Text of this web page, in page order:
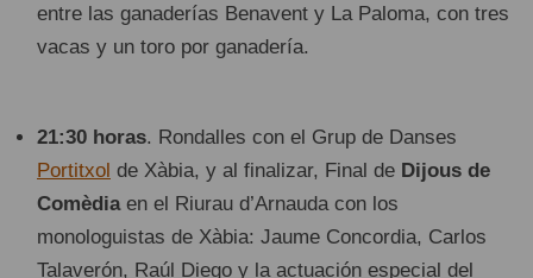
entre las ganaderías Benavent y La Paloma, con tres
vacas y un toro por ganadería.
21:30 horas. Rondalles con el Grup de Danses
Portitxol de Xàbia, y al finalizar, Final de Dijous de
Comèdiaen el Riurau d’Arnauda con los
monologuistas de Xàbia: Jaume Concordia, Carlos
Talaverón, Raúl Diego y la actuación especial del